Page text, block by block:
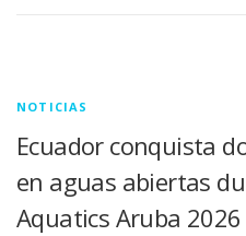
NOTICIAS
Ecuador conquista
en aguas abiertas
Aquatics Aruba 2026